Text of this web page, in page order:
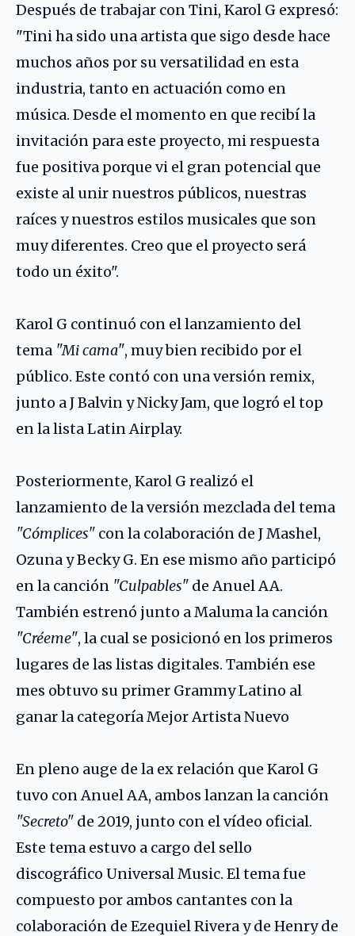
Después de trabajar con Tini, Karol G expresó:
"Tini ha sido una artista que sigo desde hace
muchos años por su versatilidad en esta
industria, tanto en actuación como en
música. Desde el momento en que recibí la
invitación para este proyecto, mi respuesta
fue positiva porque vi el gran potencial que
existe al unir nuestros públicos, nuestras
raíces y nuestros estilos musicales que son
muy diferentes. Creo que el proyecto será
todo un éxito".
Karol G continuó con el lanzamiento del
tema "Mi cama", muy bien recibido por el
público. Este contó con una versión remix,
junto a J Balvin y Nicky Jam, que logró el top
en la lista Latin Airplay.
Posteriormente, Karol G realizó el
lanzamiento de la versión mezclada del tema
"Cómplices" con la colaboración de J Mashel,
Ozuna y Becky G. En ese mismo año participó
en la canción "Culpables" deAnuel AA.
También estrenó junto aMalumala canción
"Créeme", la cual se posicionó en los primeros
lugares de las listas digitales. También ese
mes obtuvo su primer Grammy Latino al
ganar la categoría Mejor Artista Nuevo
En pleno auge de la ex relación que Karol G
tuvo con Anuel AA, ambos lanzan la canción
"Secreto" de 2019, junto con el vídeo oficial.
Este tema estuvo a cargo del sello
discográfico Universal Music. El tema fue
compuesto por ambos cantantes con la
colaboración de Ezequiel Rivera y de Henry de